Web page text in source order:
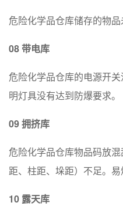
危险化学品仓库储存的物品
08带电库
危险化学品仓库的电源开
明灯具没有达到防爆要求。
09拥挤库
危险化学品仓库物品码放
距、柱距、垛距）不足。易
10 露天库